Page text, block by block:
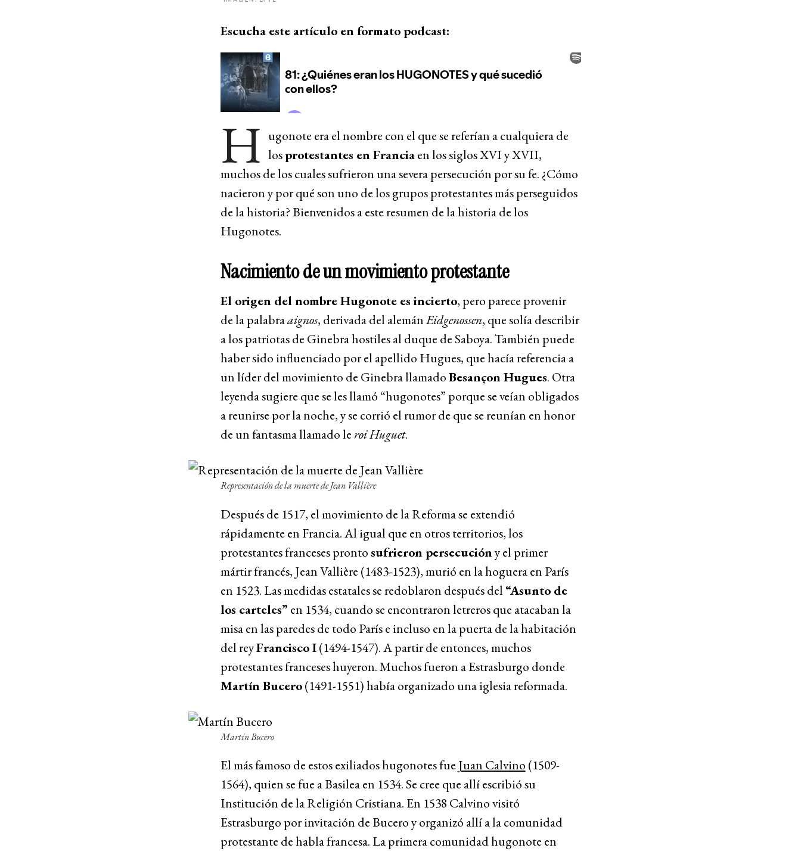
Escucha este artículo en formato podcast:
H ugonote era el nombre con el que se referían a cualquiera de
losprotestantes en Franciaen los siglos XVI y XVII,
muchos de los cuales sufrieron una severa persecución por su fe. ¿Cómo
nacieron y por qué son uno de los grupos protestantes más perseguidos
de la historia? Bienvenidos a este resumen de la historia de los
Hugonotes.
Nacimiento de un movimiento protestante
El origen del nombre Hugonote es incierto, pero parece provenir
de la palabraaignos, derivada del alemánEidgenossen, que solía describir
a los patriotas de Ginebra hostiles al duque de Saboya. También puede
haber sido influenciado por el apellido Hugues, que hacía referencia a
un líder del movimiento de Ginebra llamadoBesançon Hugues. Otra
leyenda sugiere que se les llamó “hugonotes” porque se veían obligados
a reunirse por la noche, y se corrió el rumor de que se reunían en honor
de un fantasma llamado leroi Huguet.
Representación de la muerte de Jean Vallière
Después de 1517, el movimiento de la Reforma se extendió
rápidamente en Francia. Al igual que en otros territorios, los
protestantes franceses prontosufrieron persecución y el primer
mártir francés, Jean Vallière (1483-1523), murió en la hoguera en París
en 1523. Las medidas estatales se redoblaron después del “Asunto de
los carteles” en 1534, cuando se encontraron letreros que atacaban la
misa en las paredes de todo París e incluso en la puerta de la habitación
del reyFrancisco I(1494-1547). A partir de entonces, muchos
protestantes franceses huyeron. Muchos fueron a Estrasburgo donde
Martín Bucero(1491-1551) había organizado una iglesia reformada.
Martín Bucero
El más famoso de estos exiliados hugonotes fue Juan Calvino (1509-
1564), quien se fue a Basilea en 1534. Se cree que allí escribió su
Institución de la Religión Cristiana. En 1538 Calvino visitó
Estrasburgo por invitación de Bucero y organizó allí a la comunidad
protestante de habla francesa. La primera comunidad hugonote en